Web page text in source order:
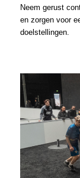
Neem gerust
en zorgen voor
doelstellingen.